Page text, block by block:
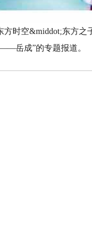
方时空&middot;东方之
岳成”的专题报道。